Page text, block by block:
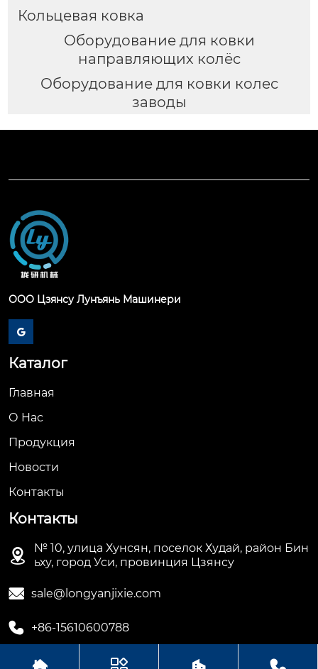
Кольцевая ковка
Оборудование для ковки
направляющих колёс
Оборудование для ковки колес
заводы
ООО Цзянсу Лунъянь Машинери

Каталог
Главная
О Hас
Продукция
Новости
Контакты
Контакты

№ 10, улица Хунсян, поселок Худай, район Бин
ьху, город Уси, провинция Цзянсу
 sale@longyanjixie.com
 +86-15610600788